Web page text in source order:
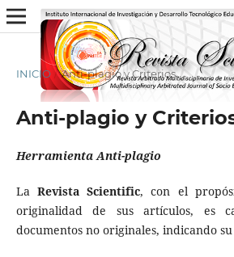
INICIO / Anti-plagio y Criterios
Anti-plagio y
Herramienta Anti-plagio
LaRevista Scientific, con el
originalidad de sus artículos, es
documentos no originales, indicando